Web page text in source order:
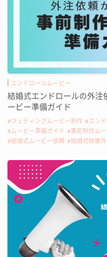
エンドロールムービー
結婚式エンドロールの外注
ービー準備ガイド
ウェディングムービー制作 エン
ムービー準備ガイド
事前制作ム
結婚式ムービー依頼
結婚式映像